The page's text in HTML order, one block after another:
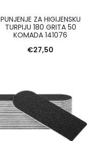
PUNJENJE ZA HIGIJENSKU
TURPIJU 180 GRITA 50
KOMADA 141076
€27,50